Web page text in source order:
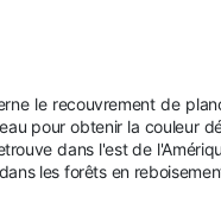
le recouvrement de
pour obtenir la couleur
dans l'est de
les forêts en